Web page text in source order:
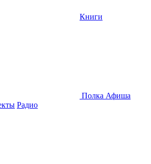
Книги
Полка Афиша
Радио